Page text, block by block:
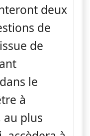
deux
de
de
le
à
au plus